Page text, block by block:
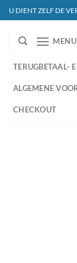
Ga
naar
inhoud
U DIENT ZELF DE
MENU
TERUGBETAAL-
ALGEMENE
CHECKOUT